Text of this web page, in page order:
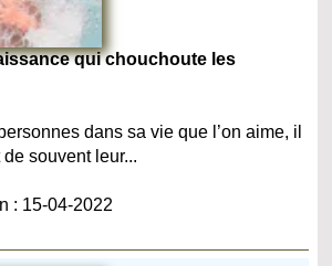
qui chouchoute les
dans sa vie que l’on aime, il
souvent leur...
: 15-04-2022